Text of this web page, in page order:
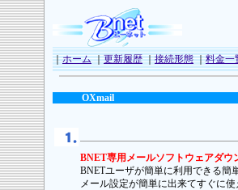
｜ホーム｜更新履歴｜接続形態｜料金一
OXmail
BNET専用メールソフトウェアダウ
BNETユーザが簡単に利用できる簡
メール設定が簡単に出来てすぐに使